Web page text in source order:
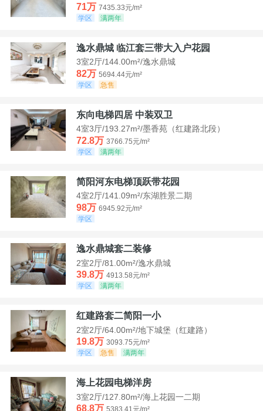
71万 7435.33元/m²
学区
满两年
逸水鼎城 临江套三带大入户花园
3室2厅/144.00m²/逸水鼎城
82万 5694.44元/m²
学区
急售
东向电梯四居 中装双卫
4室3厅/193.27m²/墨香苑（红建路北段）
72.8万 3766.75元/m²
学区
满两年
简阳河东电梯顶跃带花园
4室2厅/141.09m²/东湖胜景二期
98万 6945.92元/m²
学区
逸水鼎城套二装修
2室2厅/81.00m²/逸水鼎城
39.8万 4913.58元/m²
学区
满两年
红建路套二简阳一小
2室2厅/64.00m²/地下城堡（红建路）
19.8万 3093.75元/m²
学区
急售 满两年
海上花园电梯洋房
3室2厅/127.80m²/海上花园一二期
68.8万 5383.41元/m²